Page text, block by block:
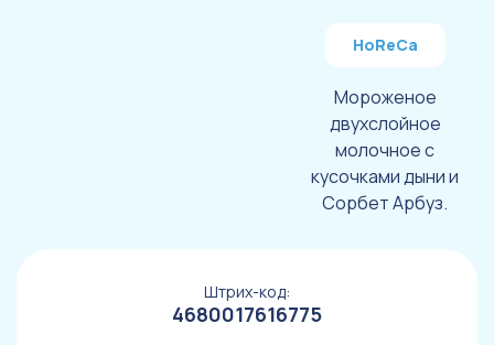
HoReCa
Мороженое
двухслойное
молочное с
кусочками дыни и
Сорбет Арбуз.
Штрих-код:
4680017616775